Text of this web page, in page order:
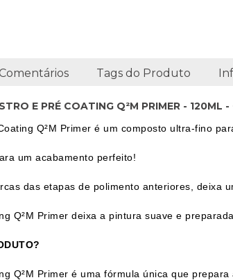
Comentários Tags do Produto
E PRÉ COATING Q²M PRIMER - 120ML -
Q²M Primer é um composto ultra-fino
um acabamento perfeito!
das etapas de polimento anteriores, deixa
Q²M Primer deixa a pintura suave e
Q²M Primer é uma fórmula única que